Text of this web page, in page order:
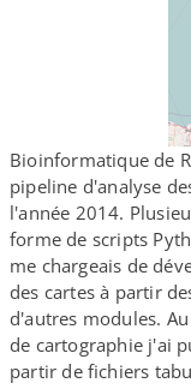
Bioinformatique de
pipeline d'analyse
l'année 2014.
forme de scripts
me chargeais de
des cartes à partir
d'autres modules.
de cartographie j'ai
partir de fichiers